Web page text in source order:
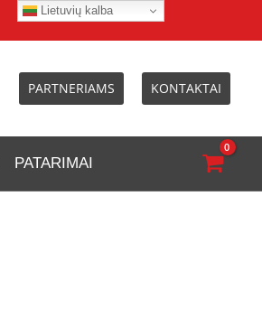
PARTNERIAMS KONTAKTAI
PATARIMAI
Lietuvių kalba